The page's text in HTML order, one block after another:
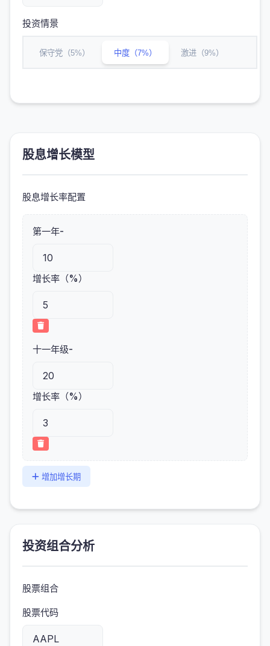
投资情景
保守党（5%） 中度（7%） 激进（9%）
股息增长模型
股息增长率配置
第一年-
增长率（%）
十一年级-
增长率（%）
增加增长期
投资组合分析
股票组合
股票代码